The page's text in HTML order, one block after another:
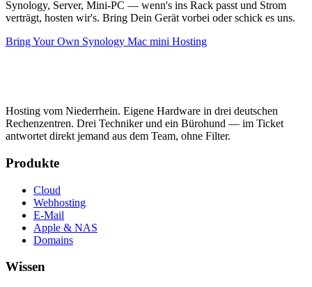
Synology, Server, Mini-PC — wenn's ins Rack passt und Strom
verträgt, hosten wir's. Bring Dein Gerät vorbei oder schick es uns.
Bring Your Own Synology Mac mini Hosting
Hosting vom Niederrhein. Eigene Hardware in drei deutschen
Rechenzentren. Drei Techniker und ein Bürohund — im Ticket
antwortet direkt jemand aus dem Team, ohne Filter.
Produkte
Cloud
Webhosting
E-Mail
Apple & NAS
Domains
Wissen